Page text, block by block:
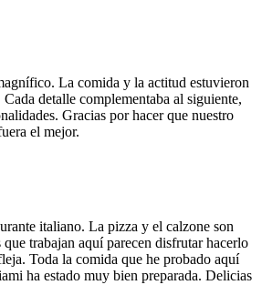
La comida y la actitud estuvieron
detalle complementaba al siguiente,
Gracias por hacer que nuestro
el mejor.
italiano. La pizza y el calzone son
trabajan aquí parecen disfrutar hacerlo
Toda la comida que he probado aquí
ha estado muy bien preparada. Delicias